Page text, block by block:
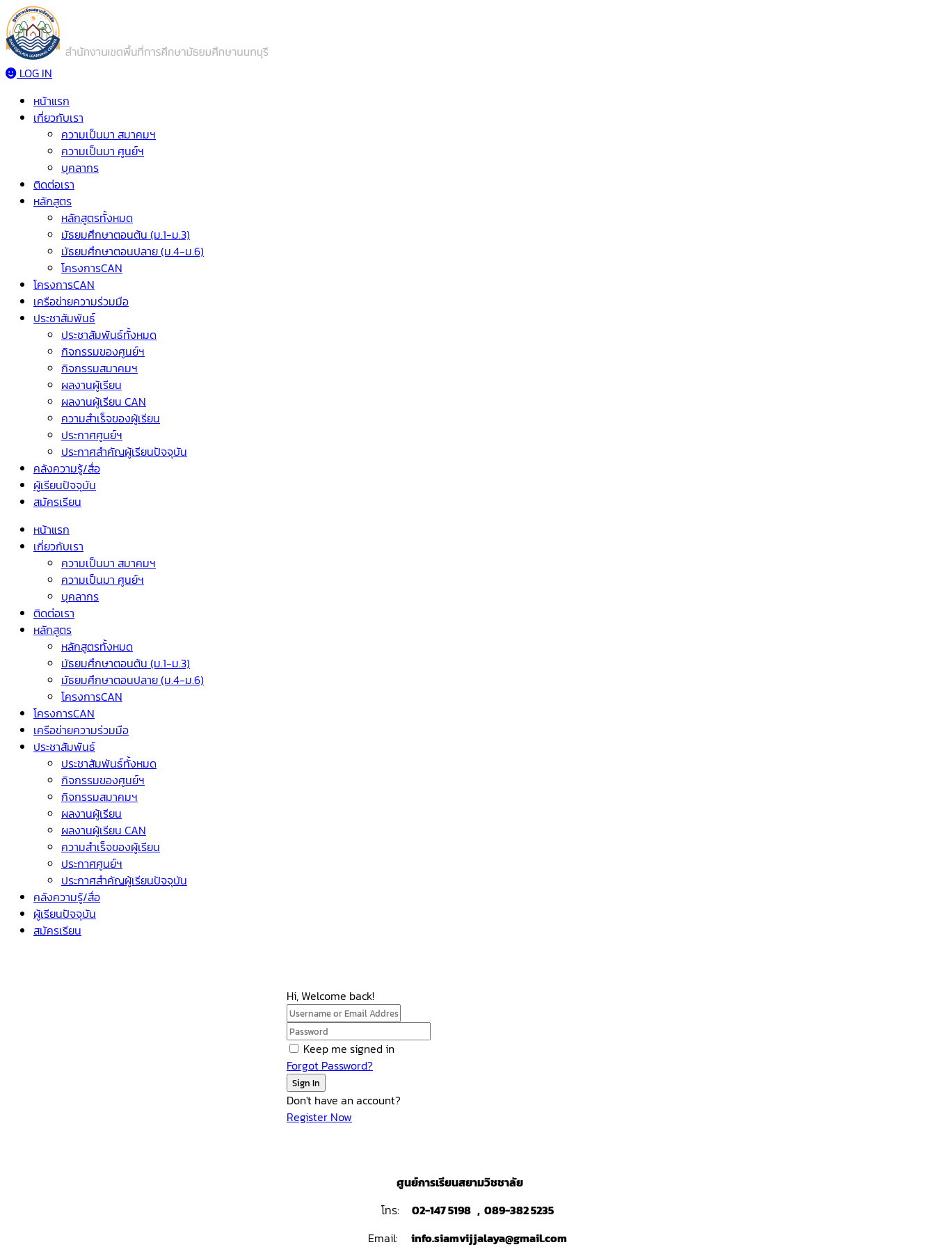
LOG IN
หน้าแรก
เกี่ยวกับเรา
ความเป็นมา สมาคมฯ
ความเป็นมา ศูนย์ฯ
บุคลากร
ติดต่อเรา
หลักสูตร
หลักสูตรทั้งหมด
มัธยมศึกษาตอนต้น (ม.1-ม.3)
มัธยมศึกษาตอนปลาย (ม.4-ม.6)
โครงการCAN
โครงการCAN
เครือข่ายความร่วมมือ
ประชาสัมพันธ์
ประชาสัมพันธ์ทั้งหมด
กิจกรรมของศูนย์ฯ
กิจกรรมสมาคมฯ
ผลงานผู้เรียน
ผลงานผู้เรียน CAN
ความสำเร็จของผู้เรียน
ประกาศศูนย์ฯ
ประกาศสำคัญผู้เรียนปัจจุบัน
คลังความรู้/สื่อ
ผู้เรียนปัจจุบัน
สมัครเรียน
หน้าแรก
เกี่ยวกับเรา
ความเป็นมา สมาคมฯ
ความเป็นมา ศูนย์ฯ
บุคลากร
ติดต่อเรา
หลักสูตร
หลักสูตรทั้งหมด
มัธยมศึกษาตอนต้น (ม.1-ม.3)
มัธยมศึกษาตอนปลาย (ม.4-ม.6)
โครงการCAN
โครงการCAN
เครือข่ายความร่วมมือ
ประชาสัมพันธ์
ประชาสัมพันธ์ทั้งหมด
กิจกรรมของศูนย์ฯ
กิจกรรมสมาคมฯ
ผลงานผู้เรียน
ผลงานผู้เรียน CAN
ความสำเร็จของผู้เรียน
ประกาศศูนย์ฯ
ประกาศสำคัญผู้เรียนปัจจุบัน
คลังความรู้/สื่อ
ผู้เรียนปัจจุบัน
สมัครเรียน
Hi, Welcome back!
Keep me signed in
Forgot Password?
Sign In
Don't have an account?
Register Now
ศูนย์การเรียนสยามวิชชาลัย
โทร:
02-147 5198 , 089-382 5235
Email:
info.siamvijjalaya@gmail.com